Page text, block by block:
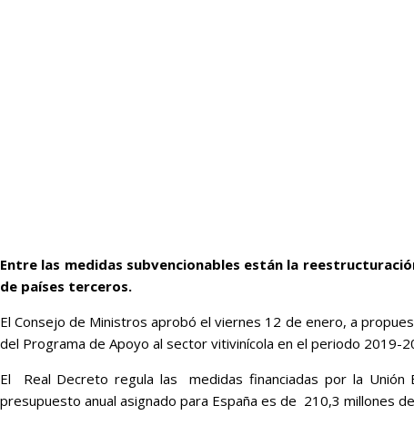
Entre las medidas subvencionables están la
de países terceros.
El Consejo de Ministros aprobó el viernes 12 de enero, a
del Programa de Apoyo al sector vitivinícola en el periodo 2019-
El Real Decreto regula las medidas financiadas por la
presupuesto anual asignado para España es de 210,3 millones